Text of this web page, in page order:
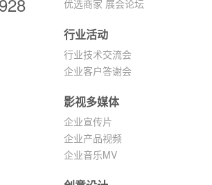
优选商家 展会论坛
行业活动
行业技术交流会
企业客户答谢会
影视多媒体
企业宣传片
企业产品视频
企业音乐MV